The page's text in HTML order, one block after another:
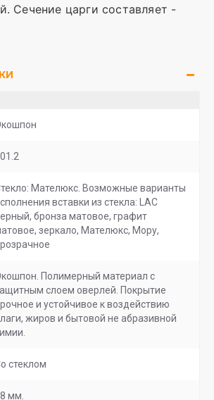
Сечение царги составляет -
Мателюкс. Возможные варианты
вставки из стекла: LAC
бронза матовое, графит
зеркало, Мателюкс, Мору,
Полимерный материал с
слоем оверлей. Покрытие
и устойчивое к воздействию
жиров и бытовой не абразивной
стеклом
мм.